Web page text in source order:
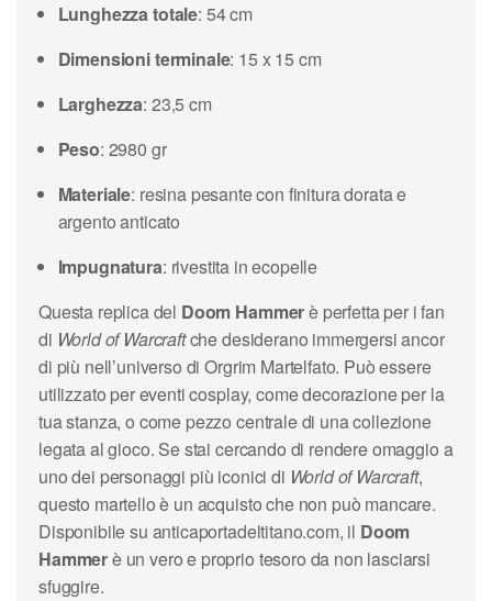
Lunghezza totale: 54 cm
Dimensioni terminale: 15 x 15 cm
Larghezza: 23,5 cm
Peso: 2980 gr
Materiale: resina pesante con finitura dorata e
argento anticato
Impugnatura: rivestita in ecopelle
Questa replica del Doom Hammerè perfetta per i fan
di World of Warcraftche desiderano immergersi ancor
di più nell’universo di Orgrim Martelfato. Può essere
utilizzato per eventi cosplay, come decorazione per la
tua stanza, o come pezzo centrale di una collezione
legata al gioco. Se stai cercando di rendere omaggio a
uno dei personaggi più iconici di World of Warcraft,
questo martello è un acquisto che non può mancare.
Disponibile su anticaportadeltitano.com, il Doom
Hammerè un vero e proprio tesoro da non lasciarsi
sfuggire.